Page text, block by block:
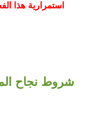
استمرارية هذا
شروط نجاح